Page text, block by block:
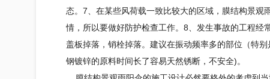
态。7、在某些风荷载一致比较大的区域， 膜结构景观
情，所以要做好防护检查工作。8、发生事故的工程
盖板掉落，销栓掉落。建议在振动频率多的部位（特
钢镀锌的原料时间长了容易天然锈断，不安全)。